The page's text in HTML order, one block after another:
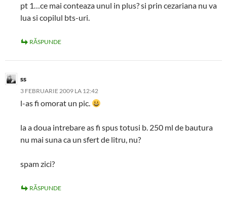
pt 1…ce mai conteaza unul in plus? si prin cezariana nu va
lua si copilul bts-uri.
RĂSPUNDE
ss
3 FEBRUARIE 2009 LA 12:42
l-as fi omorat un pic.
la a doua intrebare as fi spus totusi b. 250 ml de bautura
nu mai suna ca un sfert de litru, nu?
spam zici?
RĂSPUNDE